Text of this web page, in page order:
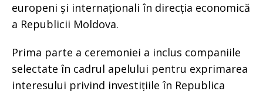
europeni și internaționali în direcția economică
a Republicii Moldova.
Prima parte a ceremoniei a inclus companiile
selectate în cadrul apelului pentru exprimarea
interesului privind investițiile în Republica